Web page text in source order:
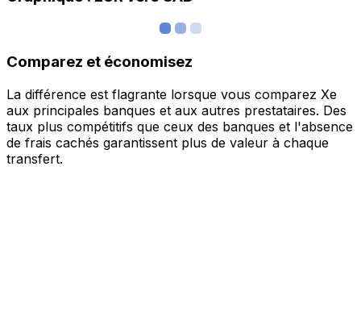
Comparez et économisez
La différence est flagrante lorsque vous comparez Xe
aux principales banques et aux autres prestataires. Des
taux plus compétitifs que ceux des banques et l'absence
de frais cachés garantissent plus de valeur à chaque
transfert.